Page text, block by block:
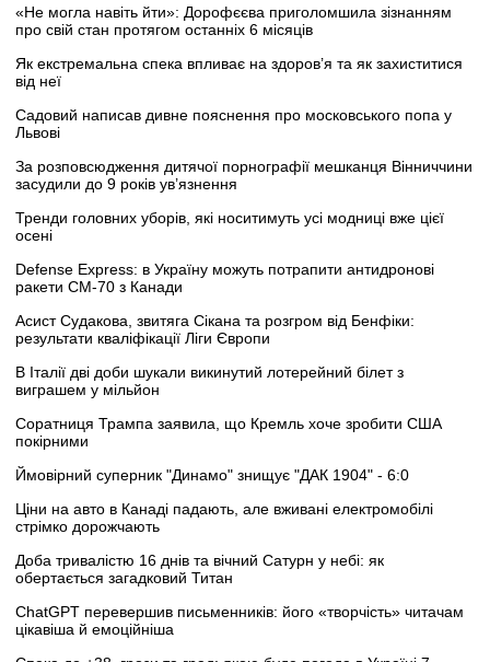
«Не могла навіть йти»: Дорофєєва приголомшила зізнанням
про свій стан протягом останніх 6 місяців
Як екстремальна спека впливає на здоров’я та як захиститися
від неї
Садовий написав дивне пояснення про московського попа у
Львові
За розповсюдження дитячої порнографії мешканця Вінниччини
засудили до 9 років ув’язнення
Тренди головних уборів, які носитимуть усі модниці вже цієї
осені
Defense Express: в Україну можуть потрапити антидронові
ракети CM-70 з Канади
Асист Судакова, звитяга Сікана та розгром від Бенфіки:
результати кваліфікації Ліги Європи
В Італії дві доби шукали викинутий лотерейний білет з
виграшем у мільйон
Соратниця Трампа заявила, що Кремль хоче зробити США
покірними
Ймовірний суперник "Динамо" знищує "ДАК 1904" - 6:0
Ціни на авто в Канаді падають, але вживані електромобілі
стрімко дорожчають
Доба тривалістю 16 днів та вічний Сатурн у небі: як
обертається загадковий Титан
ChatGPT перевершив письменників: його «творчість» читачам
цікавіша й емоційніша